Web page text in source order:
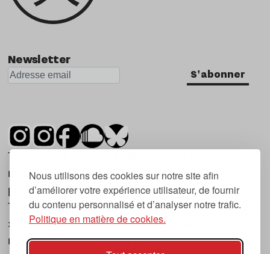
Nous utilisons des cookies sur notre site afin
d’améliorer votre expérience utilisateur, de fournir
du contenu personnalisé et d’analyser notre trafic.
Politique en matière de cookies.
Newsletter
S'abonner
Tsugi est un mensuel indépendant sur la
musique et les nouvelles tendances, dont la
première parution date de 2007.
Tsugi en japonais signifie « prochain », « suivant
», ce qui correspond à la thématique du
magazine, à l’affût des nouvelles tendances